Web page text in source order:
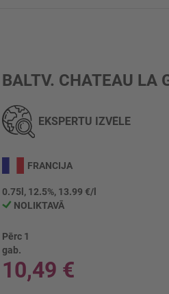
BALTV. CHATEAU LA
EKSPERTU IZVĒLE
FRANCIJA
0.75l, 12.5%, 13.99 €/l
NOLIKTAVĀ
Pērc 1
gab.
10,49 €